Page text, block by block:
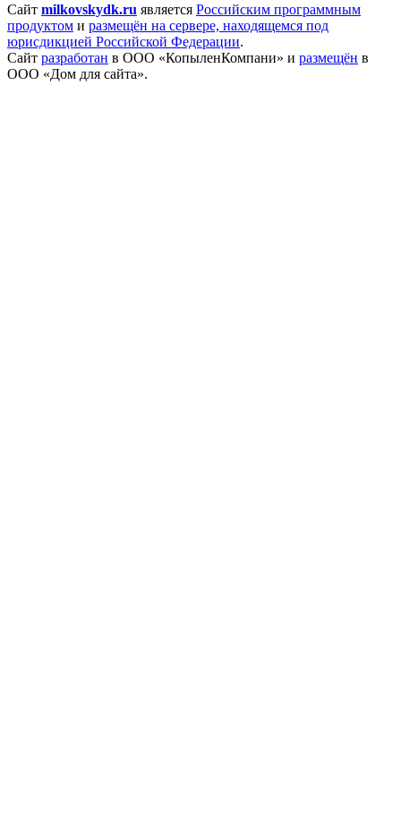
Сайт milkovskydk.ru является Российским программным
продуктом и размещён на сервере, находящемся под
юрисдикцией Российской Федерации.
Сайт разработан в ООО «КопыленКомпани» и размещён в
ООО «Дом для сайта».